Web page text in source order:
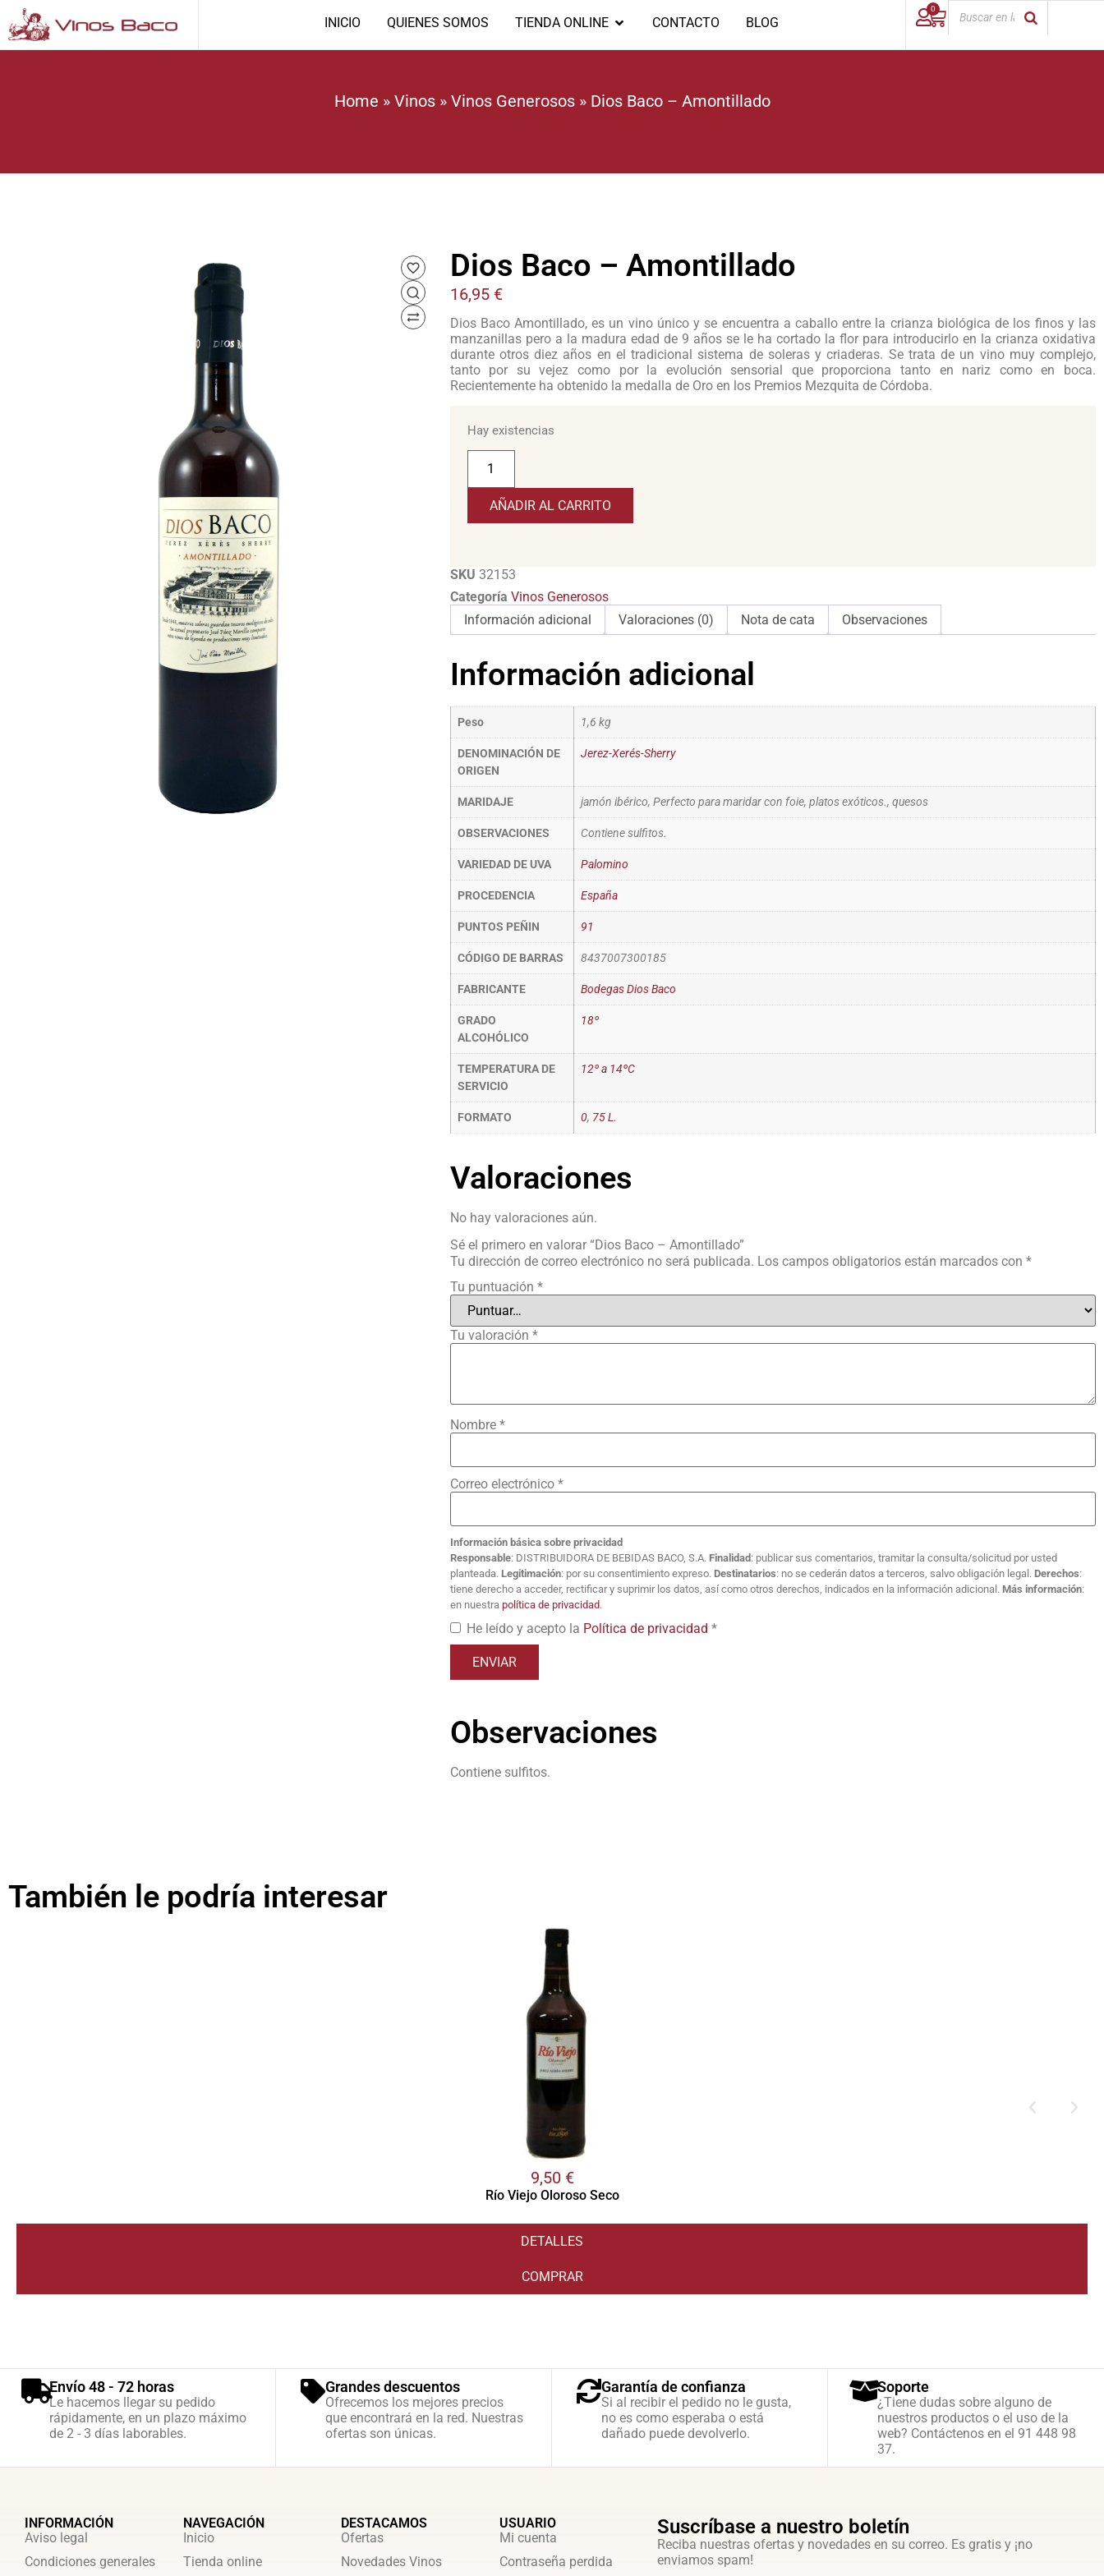
INICIO QUIENES SOMOS TIENDA ONLINE CONTACTO BLOG
0
Home » Vinos» Vinos Generosos» Dios Baco – Amontillado
Dios Baco – Amontillado
16,95 €
Dios Baco Amontillado, es un vino único y se encuentra a caballo entre la crianza biológica de los finos y las
manzanillas pero a la madura edad de 9 años se le ha cortado la flor para introducirlo en la crianza oxidativa
durante otros diez años en el tradicional sistema de soleras y criaderas. Se trata de un vino muy complejo,
tanto por su vejez como por la evolución sensorial que proporciona tanto en nariz como en boca.
Recientemente ha obtenido la medalla de Oro en los Premios Mezquita de Córdoba.
Hay existencias
AÑADIR AL CARRITO
SKU 32153
Categoría Vinos Generosos
Información adicional
Valoraciones (0) Nota de cata Observaciones
Información adicional
Peso 1,6 kg
DENOMINACIÓN DE
ORIGEN
Jerez-Xerés-Sherry
MARIDAJE jamón ibérico, Perfecto para maridar con foie, platos exóticos., quesos
OBSERVACIONES Contiene sulfitos.
VARIEDAD DE UVA Palomino
PROCEDENCIA España
PUNTOS PEÑIN 91
CÓDIGO DE BARRAS 8437007300185
FABRICANTE Bodegas Dios Baco
GRADO
ALCOHÓLICO
18º
TEMPERATURA DE
SERVICIO
12º a 14ºC
FORMATO 0, 75 L.
Valoraciones
No hay valoraciones aún.
Sé el primero en valorar “Dios Baco – Amontillado”
Tu dirección de correo electrónico no será publicada. Los campos obligatorios están marcados con *
Tu puntuación *
Tu valoración *
Nombre *
Correo electrónico *
Información básica sobre privacidad
Responsable: DISTRIBUIDORA DE BEBIDAS BACO, S.A. Finalidad : publicar sus comentarios, tramitar la consulta/solicitud por usted
planteada. Legitimación: por su consentimiento expreso. Destinatarios: no se cederán datos a terceros, salvo obligación legal. Derechos:
tiene derecho a acceder, rectificar y suprimir los datos, así como otros derechos, indicados en la información adicional. Más información:
en nuestra política de privacidad.
He leído y acepto la Política de privacidad *
Observaciones
Contiene sulfitos.
También le podría interesar
9,50 €
Río Viejo Oloroso Seco
DETALLES
COMPRAR
Envío 48 - 72 horas
Le hacemos llegar su pedido
rápidamente, en un plazo máximo
de 2 - 3 días laborables.
Grandes descuentos
Ofrecemos los mejores precios
que encontrará en la red. Nuestras
ofertas son únicas.
Garantía de confianza
Si al recibir el pedido no le gusta,
no es como esperaba o está
dañado puede devolverlo.
Soporte
¿Tiene dudas sobre alguno de
nuestros productos o el uso de la
web? Contáctenos en el 91 448 98
37.
INFORMACIÓN
Aviso legal
Condiciones generales
NAVEGACIÓN
Inicio
Tienda online
DESTACAMOS
Ofertas
Novedades Vinos
USUARIO
Mi cuenta
Contraseña perdida
Suscríbase a nuestro boletín
Reciba nuestras ofertas y novedades en su correo. Es gratis y ¡no
enviamos spam!